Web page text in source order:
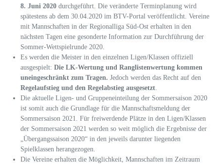
8. Juni 2020 durchgeführt. Die veränderte Terminplanung wird
spätestens ab dem 30.04.2020 im BTV-Portal veröffentlicht. Vereine
mit Mannschaften in der Regionalliga Süd-Ost erhalten in den
nächsten Tagen eine gesonderte Information zur Durchführung der
Sommer-Wettspielrunde 2020.
Es werden die Meister in den einzelnen Ligen/Klassen offiziell
ausgespielt: Die LK-Wertung und Ranglistenwertung kommen
uneingeschränkt zum Tragen. Jedoch werden das Recht auf den
Regelaufstieg und den Regelabstieg ausgesetzt
Die aktuelle Ligen- und Gruppeneinteilung der Sommersaison 2020
ist somit auch die Grundlage für die Mannschaftsmeldung der
Sommersaison 2021. Für freiwerdende Plätze in den Ligen/Klassen
der Sommersaison 2021 werden so weit möglich die Ergebnisse der
„Übergangssaison 2020“ in den jeweils darunter liegenden
Spielklassen herangezogen.
Die Vereine erhalten die Möglichkeit, Mannschaften im Zeitraum